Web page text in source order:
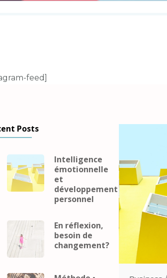
feed]
Posts
Intelligence
émotionnelle
et
développement
personnel
En réflexion,
besoin de
changement?